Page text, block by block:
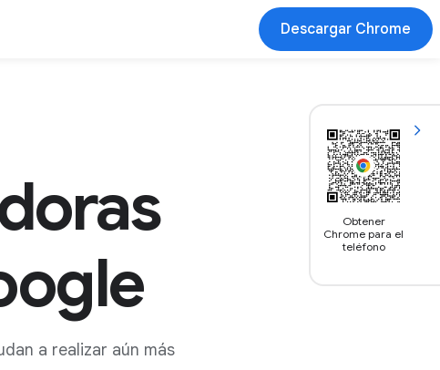
Descargar Chrome
a realizar aún más
Obtener
Chrome para el
teléfono